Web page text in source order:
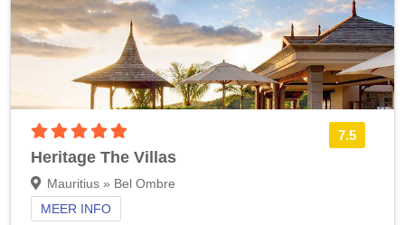
7.5
Heritage The Villas
Mauritius » Bel Ombre
MEER INFO